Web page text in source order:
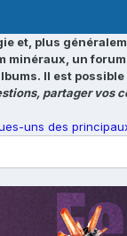
et, plus
un
Il est
partager vos
uns des